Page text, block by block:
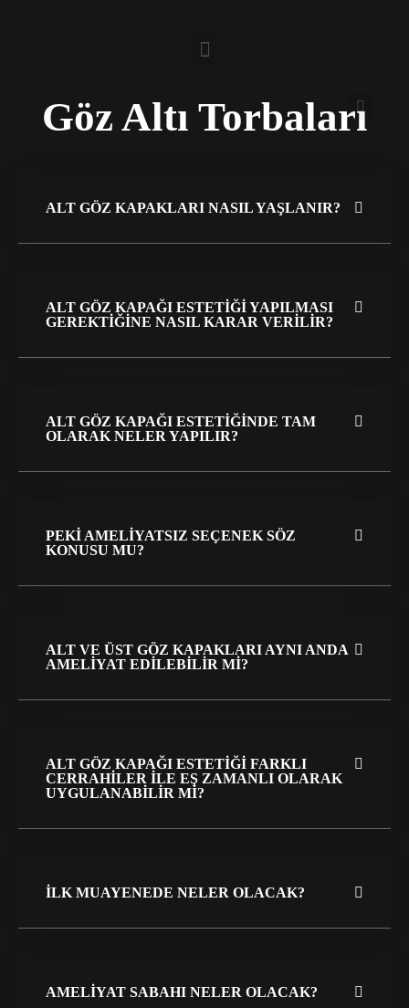
Göz Altı Torbaları
ALT GÖZ KAPAKLARI NASIL YAŞLANIR?
ALT GÖZ KAPAĞI ESTETIĞI YAPILMASI
GEREKTIĞINE NASIL KARAR VERILIR?
ALT GÖZ KAPAĞI ESTETIĞINDE TAM
OLARAK NELER YAPILIR?
PEKI AMELIYATSIZ SEÇENEK SÖZ
KONUSU MU?
ALT VE ÜST GÖZ KAPAKLARI AYNI ANDA
AMELIYAT EDILEBILIR MI?
ALT GÖZ KAPAĞI ESTETIĞI FARKLI
CERRAHILER ILE EŞ ZAMANLI OLARAK
UYGULANABILIR MI?
İLK MUAYENEDE NELER OLACAK?
AMELIYAT SABAHI NELER OLACAK?